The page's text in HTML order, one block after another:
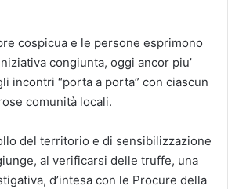
cospicua e le persone esprimono
congiunta, oggi ancor piu’
incontri “porta a porta” con ciascun
comunità locali.
del territorio e di sensibilizzazione
al verificarsi delle truffe, una
d’intesa con le Procure della